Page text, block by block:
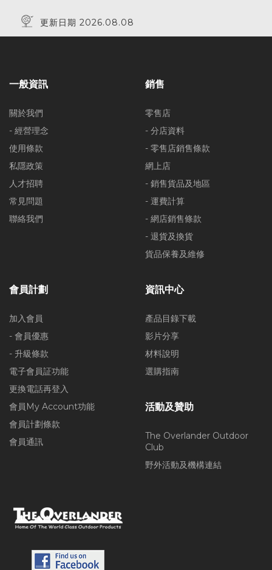
更新日期 2026.08.08
一般資訊
關於我們
- 經營理念
使用條款
私隱政策
人才招聘
常見問題
聯絡我們
銷售
零售店
- 分店資料
- 零售店銷售條款
網上店
- 銷售貨品及地區
- 運費計算
- 網店銷售條款
- 退貨及換貨
貨品保養及維修
會員計劃
加入會員
- 會員優惠
- 升級條款
電子會員証功能
更換電話再登入
會員My Account功能
會員計劃條款
會員通訊
資訊中心
產品目錄下載
影片分享
材料說明
選購指南
活動及贊助
The Overlander Outdoor
Club
野外活動及機構連結